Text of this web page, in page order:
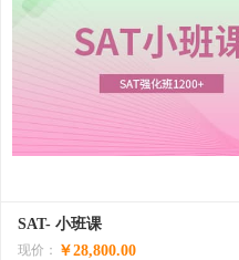
SAT- 小班课
现价： ￥28,800.00